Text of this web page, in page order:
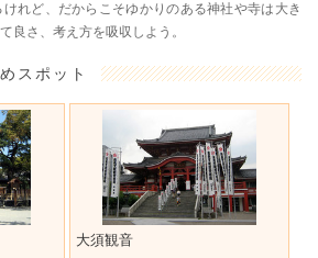
れど、だからこそゆかりのある神社や寺は大き
良さ、考え方を吸収しよう。
スポット
大須観音